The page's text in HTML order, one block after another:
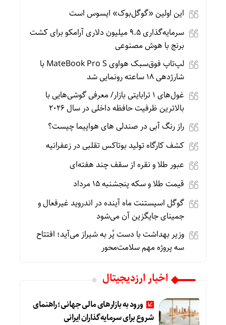
این اولین «گوگل‌بوک» ایسوس است
سرمایه‌گذاری ۹.۵ میلیون دلاری آرامکو برای کشت
برنج با هوش مصنوعی
لپ‌تاپ فوق‌سبک هواوی MateBook Pro S با
شارژدهی ۱۸ ساعته رونمایی شد
غول‌های ۱ ترابایتی بازار/ معرفی گوشی‌هایی با
بالاترین ظرفیت حافظه داخلی در سال ۲۰۲۶
راز رنگ آبی در صندلی های هواپیما چیست؟
کشف کارگاه تولید بوتاکس تقلبی در زعفرانیه
عبور طلا و نقره از سقف چند هفته‌ای
قیمت طلا و سکه پنجشنبه 15 مرداد
گوگل اسیستنت ماه آینده در اندروید غیرفعال و
جمینای جایگزین آن می‌شود
وزیر بهداشت با دست پُر به شیراز می‌آید؛ افتتاح
سه پروژه مهم سلامت‌محور
اخبار ارزدیجیتال
ورود به بازارهای مالی جهانی؛ راهنمای
شروع برای سرمایه‌گذاران ایرانی